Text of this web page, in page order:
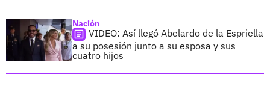
Nación
VIDEO: Así llegó Abelardo de la Espriella
a su posesión junto a su esposa y sus
cuatro hijos